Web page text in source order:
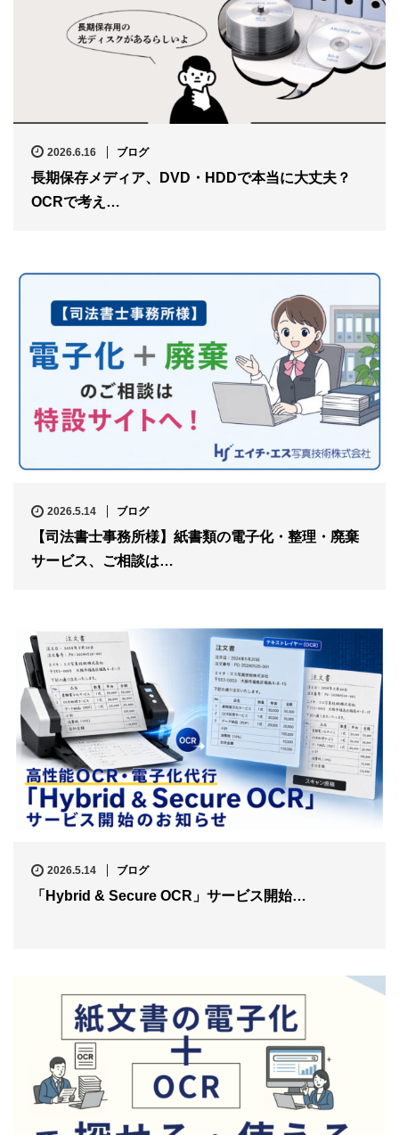
2026.6.16 ブログ
長期保存メディア、DVD・HDDで本当に大丈夫？
OCRで考え…
2026.5.14 ブログ
【司法書士事務所様】紙書類の電子化・整理・廃棄
サービス、ご相談は…
2026.5.14 ブログ
「Hybrid & Secure OCR」サービス開始…